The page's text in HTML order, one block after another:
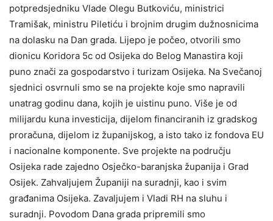
potpredsjedniku Vlade Olegu Butkoviću, ministrici
Tramišak, ministru Piletiću i brojnim drugim dužnosnicima
na dolasku na Dan grada. Lijepo je počeo, otvorili smo
dionicu Koridora 5c od Osijeka do Belog Manastira koji
puno znači za gospodarstvo i turizam Osijeka. Na Svečanoj
sjednici osvrnuli smo se na projekte koje smo napravili
unatrag godinu dana, kojih je uistinu puno. Više je od
milijardu kuna investicija, dijelom financiranih iz gradskog
proračuna, dijelom iz županijskog, a isto tako iz fondova EU
i nacionalne komponente. Sve projekte na području
Osijeka rade zajedno Osječko-baranjska županija i Grad
Osijek. Zahvaljujem Županiji na suradnji, kao i svim
građanima Osijeka. Zavaljujem i Vladi RH na sluhu i
suradnji. Povodom Dana grada pripremili smo